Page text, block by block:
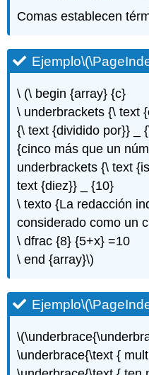
Ejercicio\
Ejercicio\
(\PageIndex{40}\)
(\PageIndex{41}\)
Ejercicio\
(\PageIndex{42}\)
Ejercicio\
(\PageIndex{43}\)
Ejercicio\
(\PageIndex{44}\)
Ejercicio\
(\PageIndex{45}\)
Ejercicio\
(\PageIndex{46}\)
Ejercicio\
(\PageIndex{48}\)
(\PageIndex{49}\)
Ejercicio\
(\PageIndex{50}\)
Comas establecen
Ejemplo
\ (\ begin {array} {c}
\ underbrackets {\ text
{\ text {dividido por}} _
{cinco más que un
underbrackets {\ text
text {diez}} _ {10}
\ texto {La redacción
considerado como un
\ dfrac {8} {5+x} =10
\ end {array}\)
Ejemplo
\underbrace{\text {